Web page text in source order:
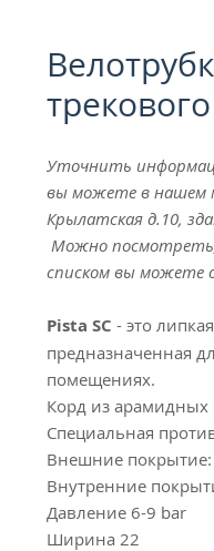
Уточнить
вы можете в нашем
Крылатская д.10,
Можно
списком вы можете
Pista SC - это
предназначенная
помещениях.
Корд из арамидных
Специальная
Внешние покрытие:
Внутренние
Давление 6-9 bar
Ширина 22